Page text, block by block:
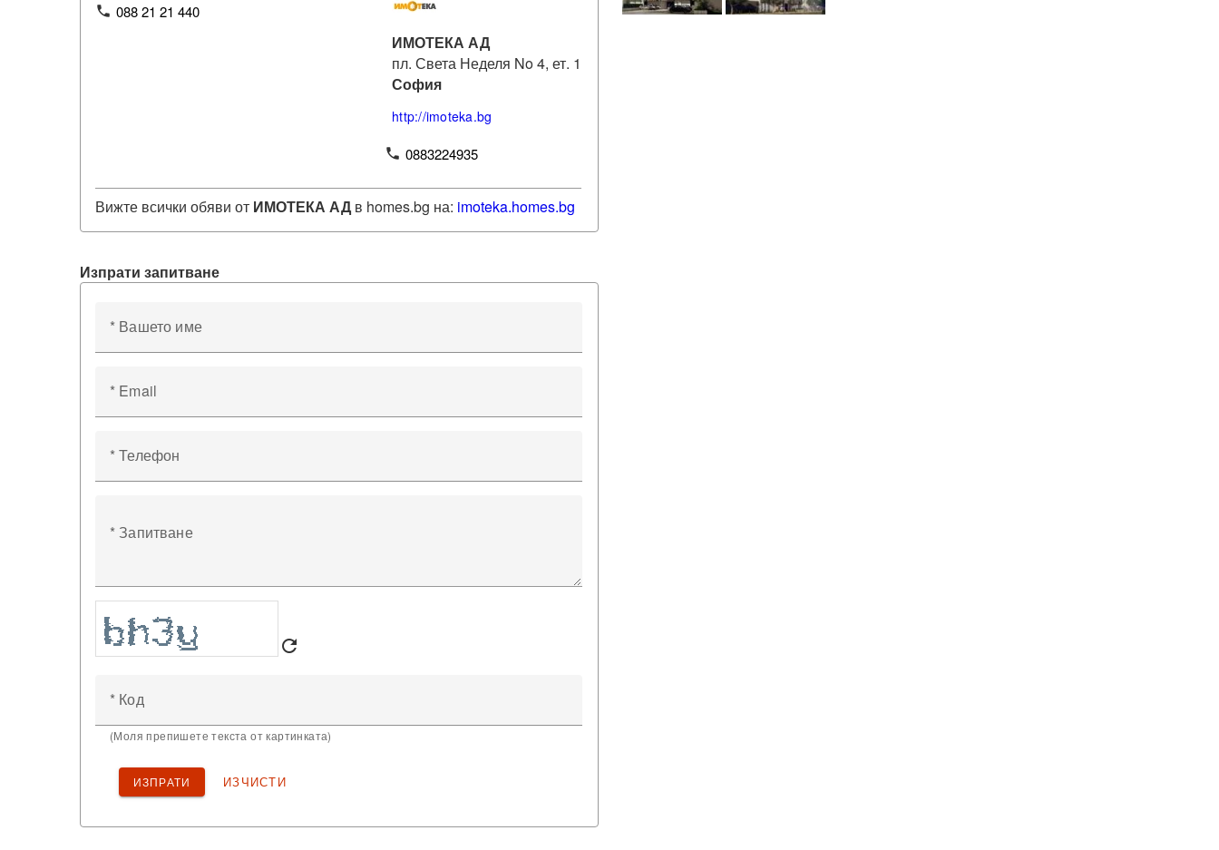
phone 088 21 21 440
ИМОТЕКА АД
пл. Света Неделя No 4, ет. 1
София
http://imoteka.bg
phone 0883224935
Вижте всички обяви от ИМОТЕКА АД в homes.bg на: imoteka.homes.bg
Изпрати запитване
* Вашето име
* Email
* Телефон
* Запитване
refresh
* Код
(Моля препишете текста от картинката)
ИЗПРАТИ ИЗЧИСТИ